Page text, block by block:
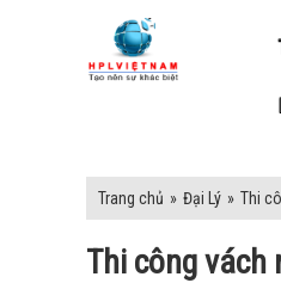
Trang chủ » Đại Lý » Thi
Thi công vách